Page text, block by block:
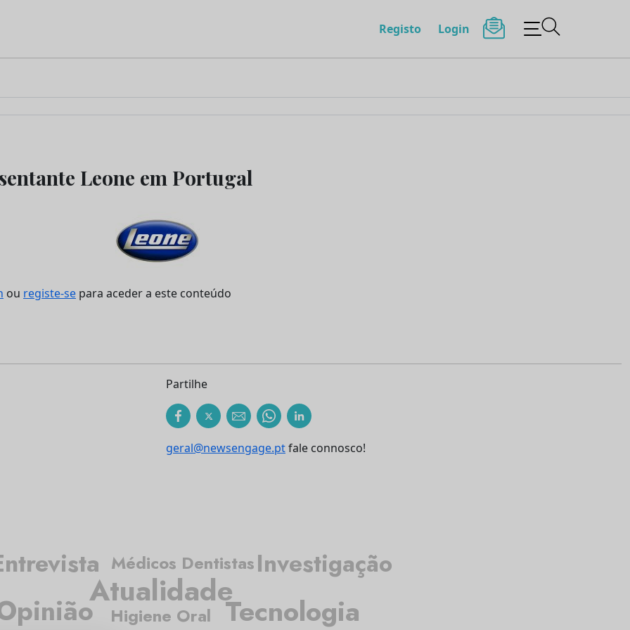
Registo Login
Leone em Portugal
ou registe-se para aceder a este conteúdo
Partilhe
geral@newsengage.ptfale connosco!
Atualidade
Médicos Dentistas
Higiene Oral Tecnologia
Investigação